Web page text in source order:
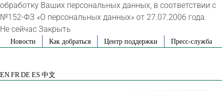
обработку Ваших персональных данных, в соответствии с
№152-ФЗ «О персональных данных» от 27.07.2006 года.
Не сейчас Закрыть
SkipНовости Как добраться Центр поддержки Пресс-служба
EN FR DE ES 中文